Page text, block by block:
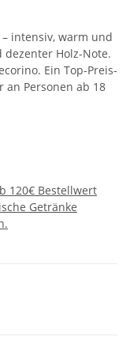
intensiv, warm und
Holz-Note.
Ein Top-Preis-
an Personen ab 18
120€ Bestellwert
Getränke